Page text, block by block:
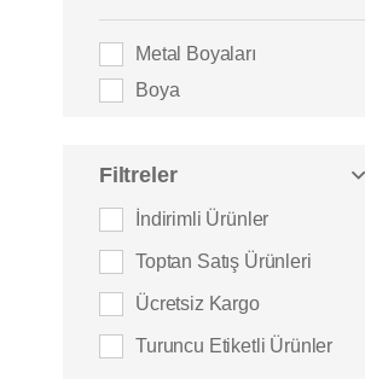
Metal Boyaları
Boya
Filtreler
İndirimli Ürünler
Toptan Satış Ürünleri
Ücretsiz Kargo
Turuncu Etiketli Ürünler